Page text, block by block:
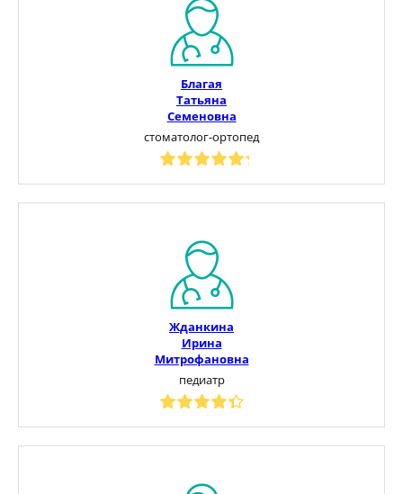
Благая
Татьяна
Семеновна
стоматолог-ортопед
Жданкина
Ирина
Митрофановна
педиатр